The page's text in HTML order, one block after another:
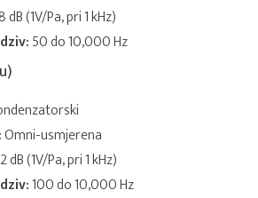
dB (1V/Pa, pri 1 kHz)
50 do 10,000 Hz
Omni-usmjerena
dB (1V/Pa, pri 1 kHz)
100 do 10,000 Hz